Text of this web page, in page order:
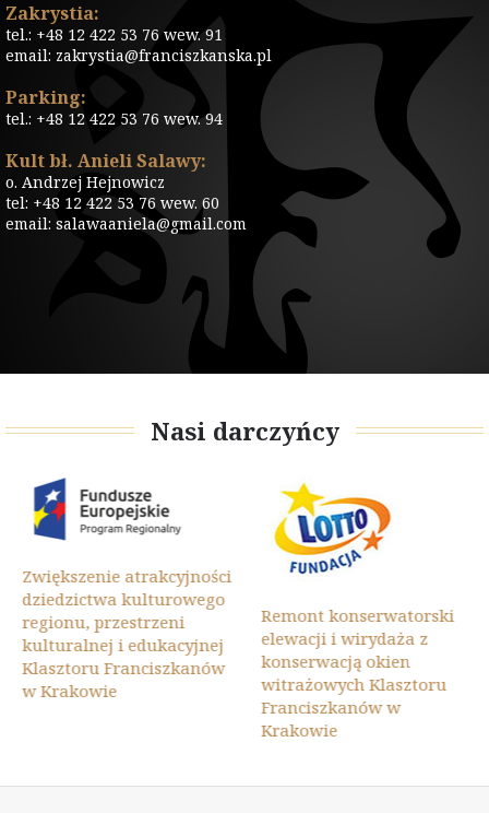
Zakrystia:
tel.: +48 12 422 53 76 wew. 91
email: zakrystia@franciszkanska.pl
Parking:
tel.: +48 12 422 53 76 wew. 94
Kult bł. Anieli Salawy:
o. Andrzej Hejnowicz
tel: +48 12 422 53 76 wew. 60
email: salawaaniela@gmail.com
Nasi darczyńcy
Zwiększenie atrakcyjności
dziedzictwa kulturowego
regionu, przestrzeni
kulturalnej i edukacyjnej
Klasztoru Franciszkanów
w Krakowie
Remont konserwatorski
elewacji i wirydaża z
konserwacją okien
witrażowych Klasztoru
Franciszkanów w
Krakowie